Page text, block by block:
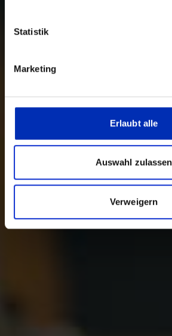
Statistik
Marketing
Erlaubt alle
Auswahl zulassen
Verweigern